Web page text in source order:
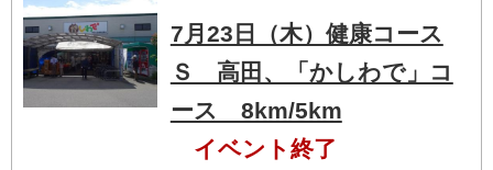
7月23日（木）健康コース
Ｓ 高田、「かしわで」コ
ース 8km/5km
イベント終了